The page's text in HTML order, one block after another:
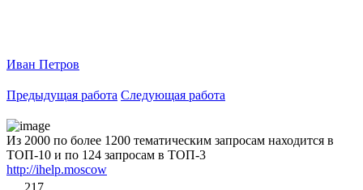
Иван Петров
Предыдущая работа Следующая работа
Из 2000 по более 1200 тематическим запросам находится в
ТОП-10 и по 124 запросам в ТОП-3
http://ihelp.moscow
217